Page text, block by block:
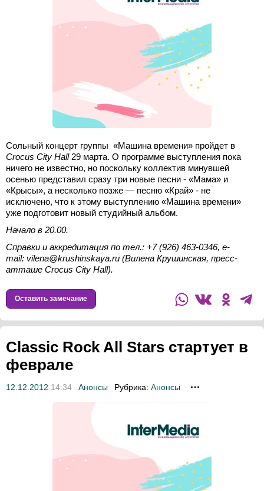
Сольный концерт группы «Машина времени» пройдет в
Crocus City Hall29 марта. О программе выступления пока
ничего не известно, но поскольку коллектив минувшей
осенью представил сразу три новые песни - «Мама» и
«Крысы», а несколько позже — песню «Край» - не
исключено, что к этому выступлению «Машина времени»
уже подготовит новый студийный альбом.
Начало в 20.00.
Справки и аккредитация по тел.: +7 (926) 463-0346, e-
mail: vilena@krushinskaya.ru (Вилена Крушинская, пресс-
атташе Crocus City Hall).
Оставить замечание
Classic Rock All Stars стартует в
феврале
12.12.2012 14:34 Анонсы Рубрика: Анонсы